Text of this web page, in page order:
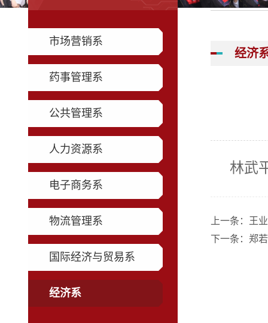
市场营销系
药事管理系
公共管理系
人力资源系
电子商务系
物流管理系
国际经济与贸易系
经济系
经济
林武
上一条：
王
下一条： 郑